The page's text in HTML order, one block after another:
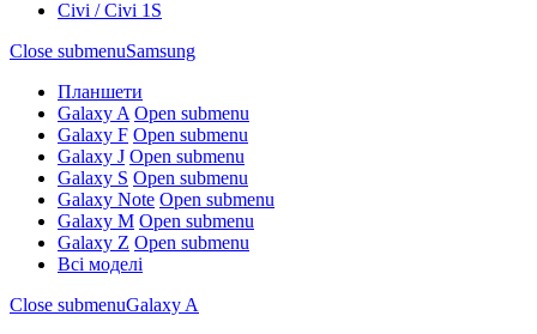
Civi / Civi 1S
Close submenuSamsung
Планшети
Galaxy A Open submenu
Galaxy F Open submenu
Galaxy J Open submenu
Galaxy S Open submenu
Galaxy Note Open submenu
Galaxy M Open submenu
Galaxy Z Open submenu
Всі моделі
Close submenuGalaxy A